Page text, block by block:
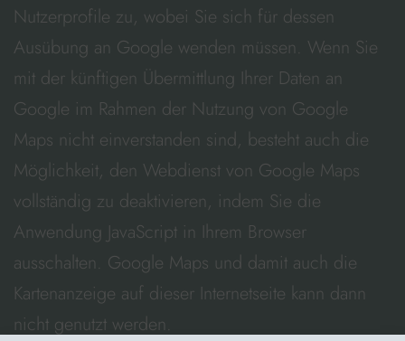
Nutzerprofile zu, wobei Sie sich für dessen
Ausübung an Google wenden müssen. Wenn Sie
mit der künftigen Übermittlung Ihrer Daten an
Google im Rahmen der Nutzung von Google
Maps nicht einverstanden sind, besteht auch die
Möglichkeit, den Webdienst von Google Maps
vollständig zu deaktivieren, indem Sie die
Anwendung JavaScript in Ihrem Browser
ausschalten. Google Maps und damit auch die
Kartenanzeige auf dieser Internetseite kann dann
nicht genutzt werden.